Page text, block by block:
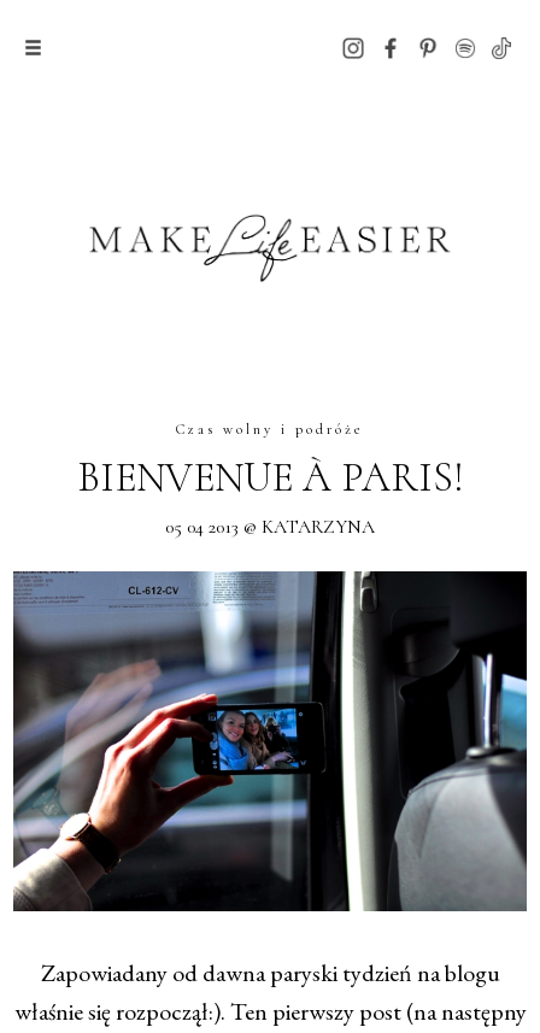
Czas wolny i podróże
BIENVENUE À PARIS!
05 04 2013 @ KATARZYNA
Zapowiadany od dawna paryski tydzień na blogu
właśnie się rozpoczął:). Ten pierwszy post (na następny